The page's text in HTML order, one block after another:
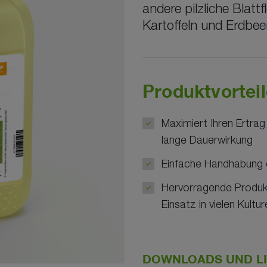
andere pilzliche
Kartoffeln und
Maximiert Ihren
lange Dauerwirkung
Einfache
Hervorragende
Einsatz in vielen
DOWNLOADS UND